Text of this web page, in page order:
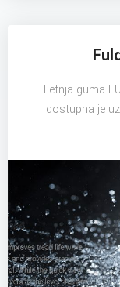
Letnja guma
dostupna je